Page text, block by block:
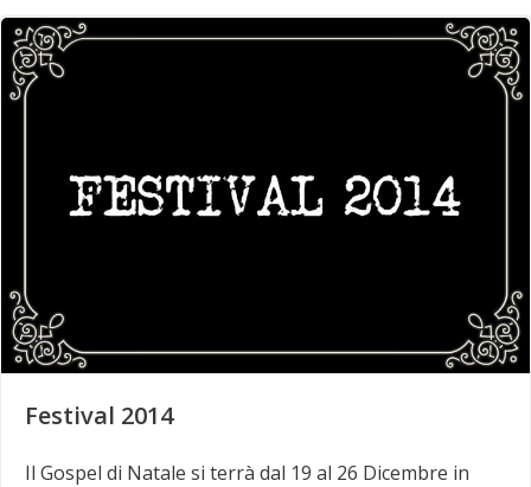
Festival 2014
Il Gospel di Natale si terrà dal 19 al 26 Dicembre in